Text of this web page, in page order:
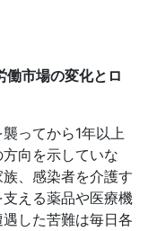
働市場の変化とロ
ってから1年以上
向を示していな
、感染者を介護す
える薬品や医療機
した苦難は毎日各